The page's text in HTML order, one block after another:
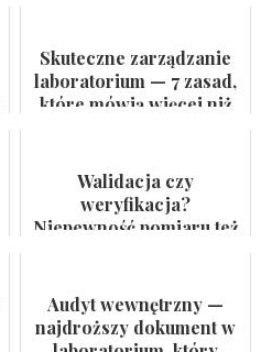
Skuteczne zarządzanie
laboratorium — 7 zasad,
które mówią więcej niż
Walidacja czy
weryfikacja?
Niepewność pomiaru też
Audyt wewnętrzny —
najdroższy dokument w